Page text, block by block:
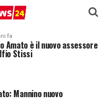
fa
Amato è il nuovo assessore
Stissi
Mannino nuovo